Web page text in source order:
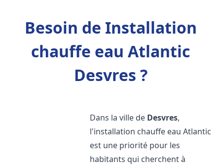
Besoin de Installation
chauffe eau Atlantic
Desvres ?
Dans la ville de Desvres,
l'installation chauffe eau Atlantic
est une priorité pour les
habitants qui cherchent à